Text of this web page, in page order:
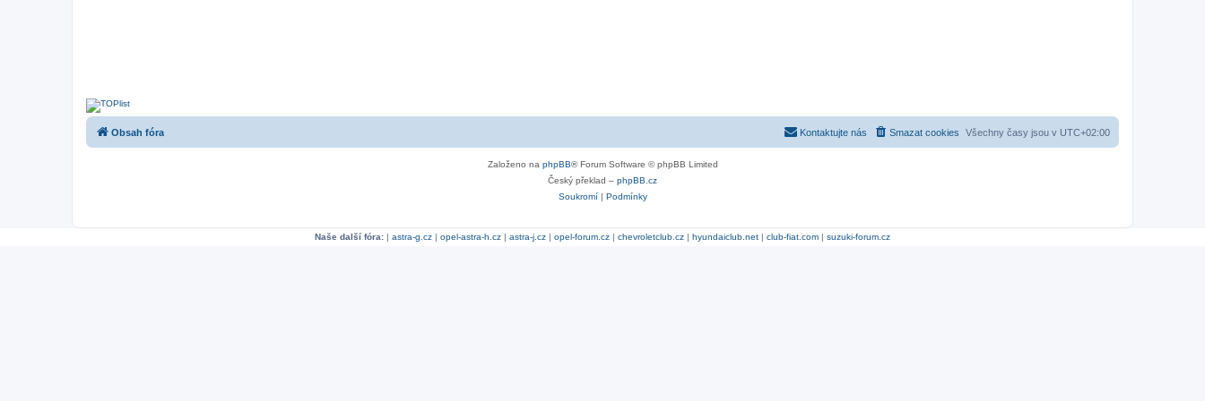
Obsah fóra Všechny časy jsou v UTC+02:00
Smazat cookies
Kontaktujte nás
Založeno na phpBB® Forum Software © phpBB Limited
Český překlad – phpBB.cz
Soukromí| Podmínky
Naše další fóra: | astra-g.cz | opel-astra-h.cz | astra-j.cz | opel-forum.cz | chevroletclub.cz | hyundaiclub.net | club-fiat.com | suzuki-forum.cz